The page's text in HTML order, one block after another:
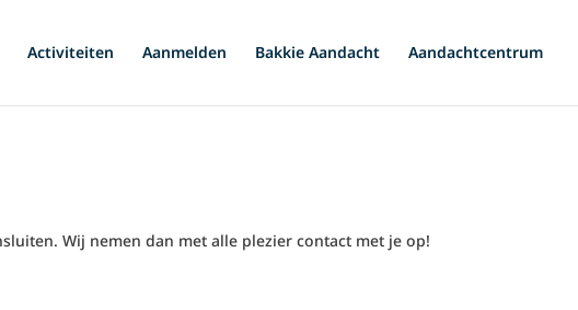
Activiteiten Aanmelden Bakkie Aandacht Aandachtcentrum
Wij nemen dan met alle plezier contact met je op!